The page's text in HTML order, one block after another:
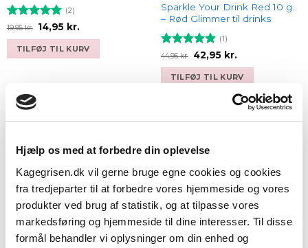
Hjælp os med at forbedre din oplevelse
Kagegrisen.dk vil gerne bruge egne cookies og cookies
fra tredjeparter til at forbedre vores hjemmeside og vores
produkter ved brug af statistik, og at tilpasse vores
markedsføring og hjemmeside til dine interesser. Til disse
formål behandler vi oplysninger om din enhed og
Vurderet5
ud af 5
(2)
19,95kr.
Den
oprindelige
pris
var:
19,95 kr..
14,95 kr.Den
pris
er:
14,95 kr..
TILFØJ TIL KURV
Sparkle Your Drink Red 10 g.
– Rød Glimmer til drinks
Vurderet5
ud af 5
(1)
44,95kr.
Den
oprindelige
pris
var:
42,95 kr.Den
pris
er:
TILFØJ TIL KURV
Add to
Royal
14,95kr.
TILFØJ TIL KURV
Wilton
Vurderet
4.75ud af
(4)
24,95 kr.